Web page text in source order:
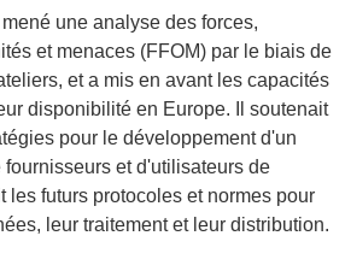
une analyse des forces,
et menaces (FFOM) par le biais de
et a mis en avant les capacités
disponibilité en Europe. Il soutenait
pour le développement d'un
et d'utilisateurs de
les futurs protocoles et normes pour
leur traitement et leur distribution.